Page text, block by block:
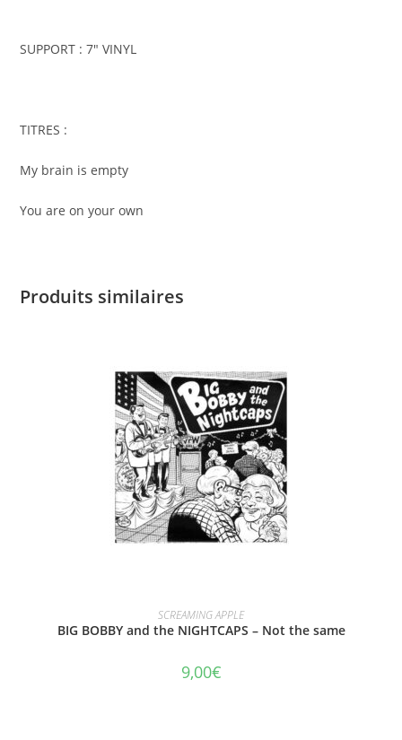
SUPPORT : 7″ VINYL
TITRES :
My brain is empty
You are on your own
Produits similaires
AJOUTER AU PANIER
SCREAMING APPLE
BIG BOBBY and the NIGHTCAPS – Not the same
9,00€